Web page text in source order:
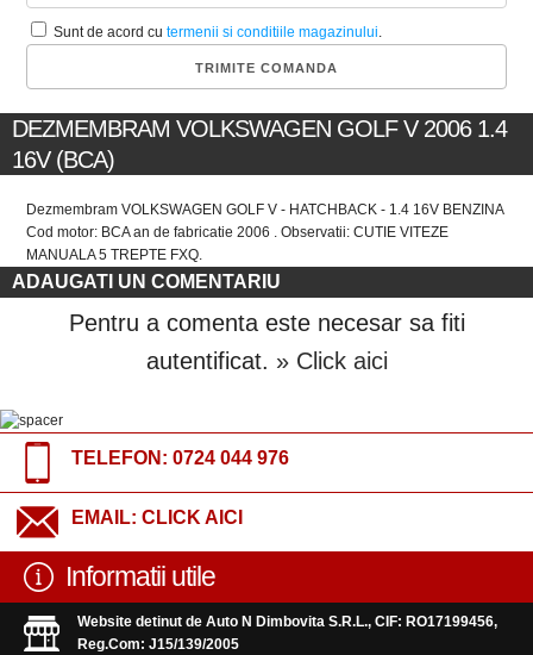
Sunt de acord cutermenii si conditiile magazinului.
DEZMEMBRAM VOLKSWAGEN GOLF V 2006 1.4
16V (BCA)
Dezmembram VOLKSWAGEN GOLF V - HATCHBACK - 1.4 16V BENZINA
Cod motor: BCA an de fabricatie 2006 . Observatii: CUTIE VITEZE
MANUALA 5 TREPTE FXQ.
ADAUGATI UN COMENTARIU
Pentru a comenta este necesar sa fiti
autentificat. » Click aici
TELEFON: 0724 044 976
EMAIL: CLICK AICI
Informatii utile
Website detinut de Auto N Dimbovita S.R.L., CIF: RO17199456,
Reg.Com: J15/139/2005